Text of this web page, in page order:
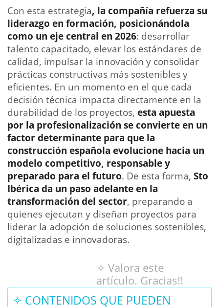
Con esta estrategia, la compañía refuerza su
liderazgo en formación, posicionándola
como un eje central en 2026: desarrollar
talento capacitado, elevar los estándares de
calidad, impulsar la innovación y consolidar
prácticas constructivas más sostenibles y
eficientes. En un momento en el que cada
decisión técnica impacta directamente en la
durabilidad de los proyectos, esta apuesta
por la profesionalización se convierte en un
factor determinante para que la
construcción española evolucione hacia un
modelo competitivo, responsable y
preparado para el futuro. De esta forma, Sto
Ibérica da un paso adelante en la
transformación del sector, preparando a
quienes ejecutan y diseñan proyectos para
liderar la adopción de soluciones sostenibles,
digitalizadas e innovadoras.
✧ Valora este
artículo. Gracias!!
✧ CONTENIDOS QUE PUEDEN